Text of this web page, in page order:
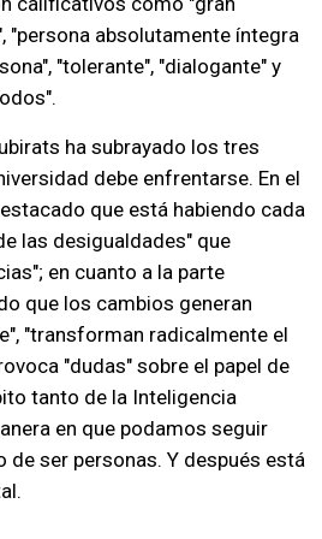
"persona absolutamente íntegra
"tolerante", "dialogante" y
ha subrayado los tres
debe enfrentarse. En el
que está habiendo cada
las desigualdades" que
en cuanto a la parte
que los cambios generan
"transforman radicalmente el
"dudas" sobre el papel de
tanto de la Inteligencia
en que podamos seguir
de ser personas. Y después está